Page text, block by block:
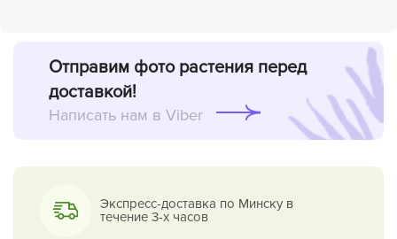
Отправим фото растения перед
доставкой!
Написать нам в Viber
Экспресс-доставка по Минску в
течение 3-х часов